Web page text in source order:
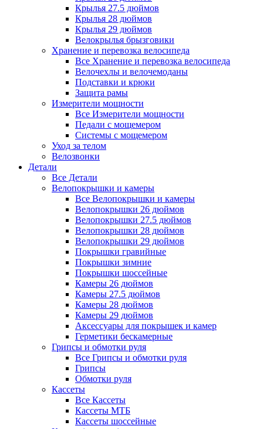
Крылья 27.5 дюймов
Крылья 28 дюймов
Крылья 29 дюймов
Велокрылья брызговики
Хранение и перевозка велосипеда
Все Хранение и перевозка велосипеда
Велочехлы и велочемоданы
Подставки и крюки
Защита рамы
Измерители мощности
Все Измерители мощности
Педали с мощемером
Системы с мощемером
Уход за телом
Велозвонки
Детали
Все Детали
Велопокрышки и камеры
Все Велопокрышки и камеры
Велопокрышки 26 дюймов
Велопокрышки 27.5 дюймов
Велопокрышки 28 дюймов
Велопокрышки 29 дюймов
Покрышки гравийные
Покрышки зимние
Покрышки шоссейные
Камеры 26 дюймов
Камеры 27.5 дюймов
Камеры 28 дюймов
Камеры 29 дюймов
Аксессуары для покрышек и камер
Герметики бескамерные
Грипсы и обмотки руля
Все Грипсы и обмотки руля
Грипсы
Обмотки руля
Кассеты
Все Кассеты
Кассеты МТБ
Кассеты шоссейные